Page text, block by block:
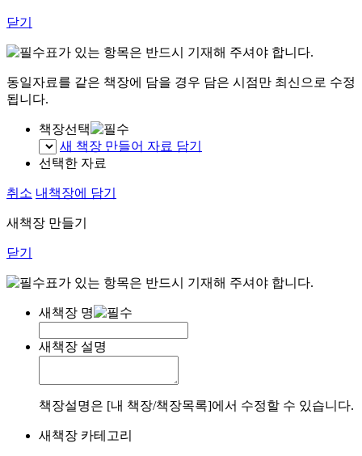
닫기
표가 있는 항목은 반드시 기재해 주셔야 합니다.
동일자료를 같은 책장에 담을 경우 담은 시점만 최신으로 수정
됩니다.
책장선택
새 책장 만들어 자료 담기
선택한 자료
취소 내책장에 담기
새책장 만들기
닫기
표가 있는 항목은 반드시 기재해 주셔야 합니다.
새책장 명
새책장 설명
책장설명은 [내 책장/책장목록]에서 수정할 수 있습니다.
새책장 카테고리